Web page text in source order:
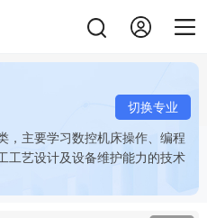
切换专业
，主要学习数控机床操作、编程
工艺设计及设备维护能力的技术
，主要学习数控机床操作、编程
工艺设计及设备维护能力的技术